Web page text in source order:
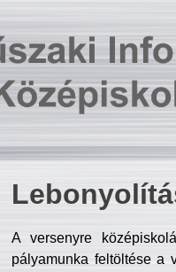
A versenyre
pályamunka feltöltése a